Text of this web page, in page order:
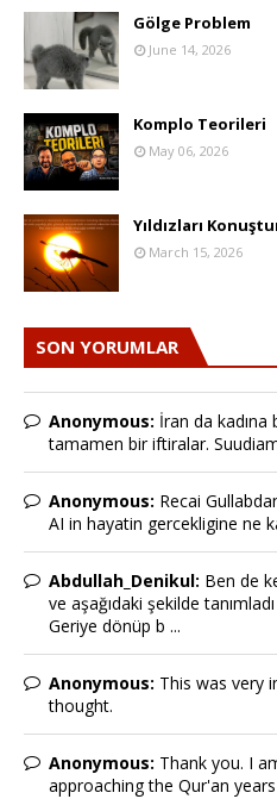
Gölge Problem
June 14, 2026
Komplo Teorileri
May 06, 2026
Yıldızları
March 15, 2026
SON YORUMLAR
Anonymous: İran da kadına
tamamen bir iftiralar.
Anonymous: Recai
AI in hayatin gercekligine ne
Abdullah_Denikul: Ben de
ve aşağıdaki şekilde tanımladı
Geriye dönüp b ...
Anonymous: This was very
thought.
Anonymous: Thank you. I
approaching the Qur'an